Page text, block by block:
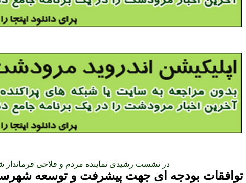
در نشست رشیدی نماینده مردم و فلاحی فرماندار
توافقات بودجه ای جهت پیشرفت و توسعه